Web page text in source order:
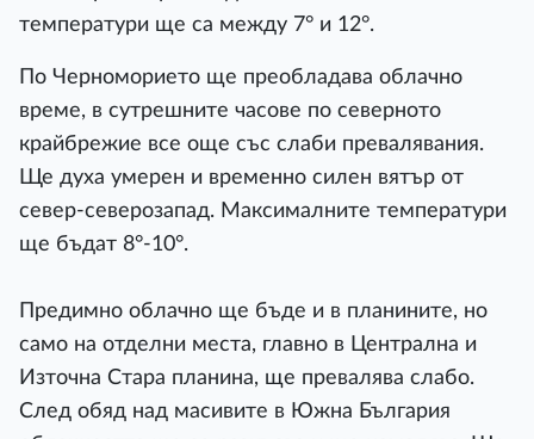
температури ще са между 7° и 12°.
По Черноморието ще преобладава облачно
време, в сутрешните часове по северното
крайбрежие все още със слаби превалявания.
Ще духа умерен и временно силен вятър от
север-северозапад. Максималните температури
ще бъдат 8°-10°.
Предимно облачно ще бъде и в планините, но
само на отделни места, главно в Централна и
Източна Стара планина, ще превалява слабо.
След обяд над масивите в Южна България